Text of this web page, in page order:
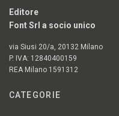
Editore
Font Srl a socio unico
via Siusi 20/a, 20132 Milano
P. IVA: 12840400159
REA Milano 1591312
CATEGORIE